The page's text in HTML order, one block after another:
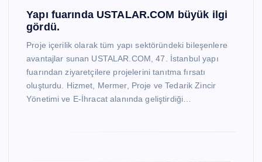
Yapı fuarında USTALAR.COM büyük ilgi
gördü.
Proje içerilik olarak tüm yapı sektöründeki bileşenlere
avantajlar sunan USTALAR.COM, 47. İstanbul yapı
fuarından ziyaretçilere projelerini tanıtma fırsatı
oluşturdu. Hizmet, Mermer, Proje ve Tedarik Zincir
Yönetimi ve E-İhracat alanında geliştirdiği…